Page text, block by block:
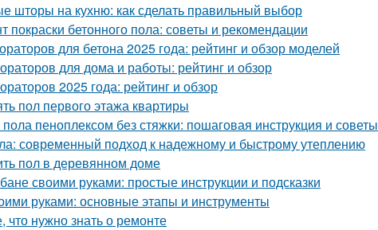
шторы на кухню: как сделать правильный выбор
покраски бетонного пола: советы и рекомендации
для бетона 2025 года: рейтинг и обзор моделей
для дома и работы: рейтинг и обзор
2025 года: рейтинг и обзор
пол первого этажа квартиры
пеноплексом без стяжки: пошаговая инструкция и советы
современный подход к надежному и быстрому утеплению
пол в деревянном доме
своими руками: простые инструкции и подсказки
руками: основные этапы и инструменты
что нужно знать о ремонте